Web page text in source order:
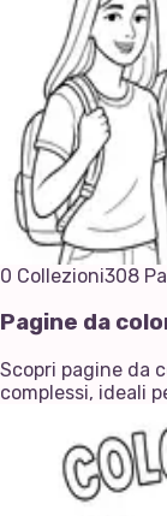
0 Collezioni308
Pagine da
Scopri pagine da
complessi, ideali